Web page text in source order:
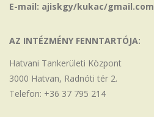
E-mail: ajiskgy/kukac/gmail.com
AZ INTÉZMÉNY FENNTARTÓJA:
Hatvani Tankerületi Központ
3000 Hatvan, Radnóti tér 2.
Telefon: +36 37 795 214